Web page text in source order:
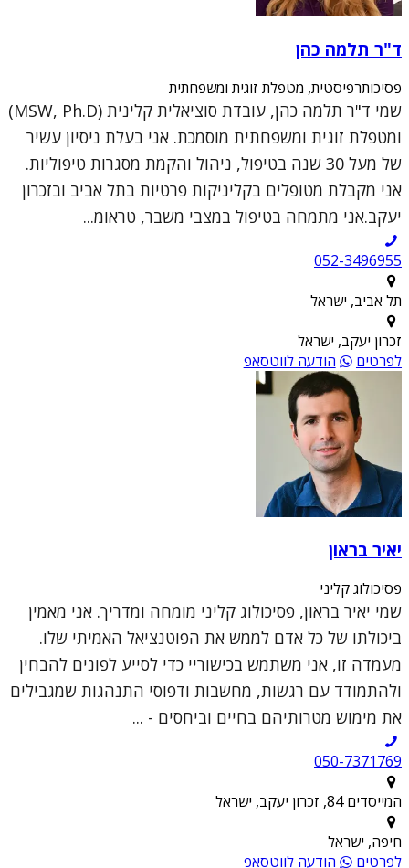
ד"ר תלמה כהן
פסיכותרפיסטית, מטפלת זוגית ומשפחתית
שמי ד"ר תלמה כהן, עובדת סוציאלית קלינית (MSW, Ph.D)
ומטפלת זוגית ומשפחתית מוסמכת. אני בעלת ניסיון עשיר
של מעל 30 שנה בטיפול, ניהול והקמת מסגרות טיפוליות.
אני מקבלת מטופלים בקליניקות פרטיות בתל אביב ובזכרון
יעקב.אני מתמחה בטיפול במצבי משבר, טראומ...
052-3496955
תל אביב, ישראל
זכרון יעקב, ישראל
לפרטים
הודעה לווטסאפ
יאיר בראון
פסיכולוג קליני
שמי יאיר בראון, פסיכולוג קליני מומחה ומדריך. אני מאמין
ביכולתו של כל אדם לממש את הפוטנציאל האמיתי שלו.
מעמדה זו, אני משתמש בכישוריי כדי לסייע לפונים להבחין
ולהתמודד עם רגשות, מחשבות ודפוסי התנהגות שמגבילים
את מימוש מטרותיהם בחיים וביחסים - ...
050-7371769
המייסדים 84, זכרון יעקב, ישראל
חיפה, ישראל
לפרטים
הודעה לווטסאפ